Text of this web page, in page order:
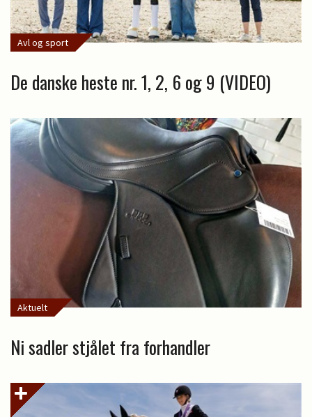
Avl og sport
De danske heste nr. 1, 2, 6 og 9 (VIDEO)
Aktuelt
Ni sadler stjålet fra forhandler